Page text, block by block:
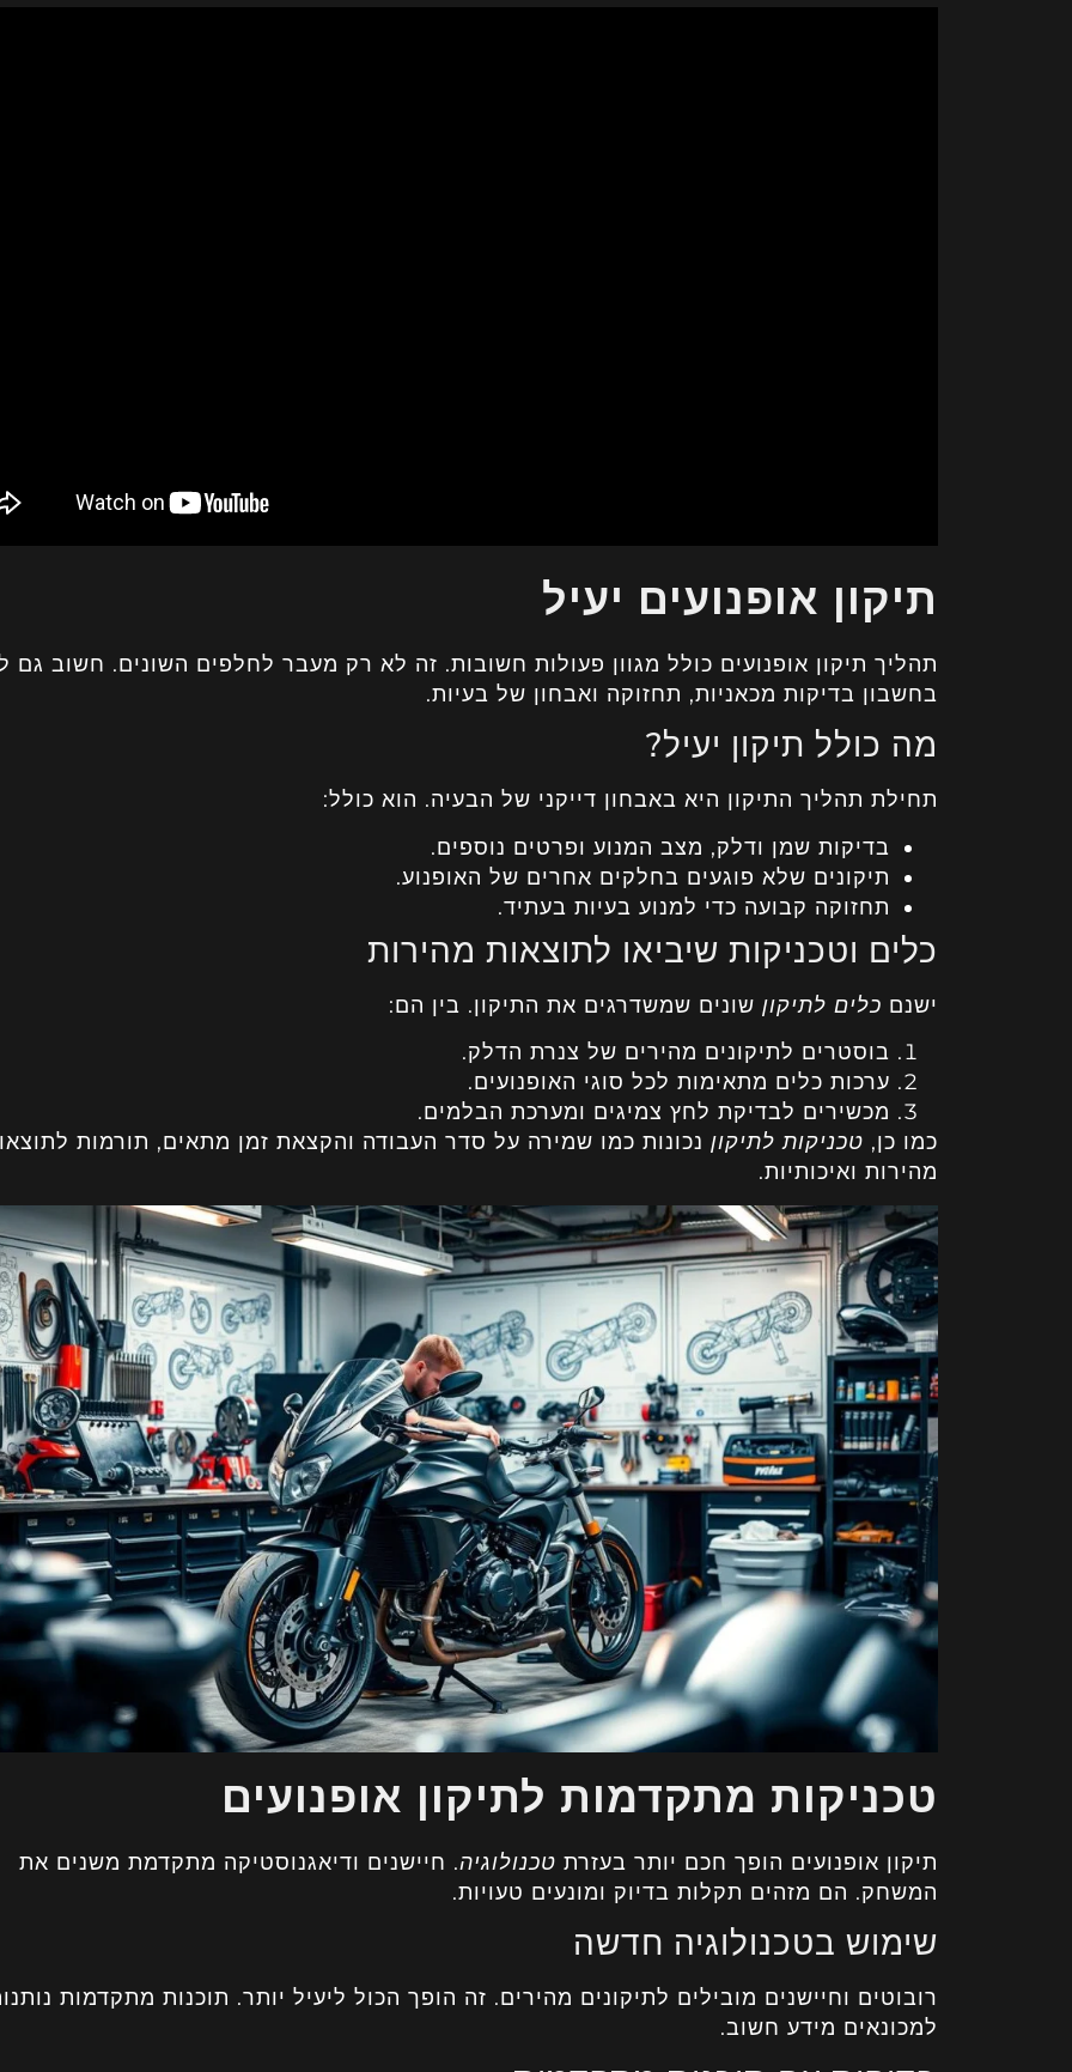
תיקון אופנועים יעיל
תהליך תיקון אופנועים כולל מגוון פעולות חשובות. זה לא רק מעבר לחלפים השונים. חשוב גם
בחשבון בדיקות מכאניות, תחזוקה ואבחון של בעיות.
מה כולל תיקון יעיל?
תחילת תהליך התיקון היא באבחון דייקני של הבעיה. הוא כולל:
בדיקות שמן ודלק, מצב המנוע ופרטים נוספים.
תיקונים שלא פוגעים בחלקים אחרים של האופנוע.
תחזוקה קבועה כדי למנוע בעיות בעתיד.
כלים וטכניקות שיביאו לתוצאות מהירות
ישנם כלים לתיקון שונים שמשדרגים את התיקון. בין הם:
בוסטרים לתיקונים מהירים של צנרת הדלק.
ערכות כלים מתאימות לכל סוגי האופנועים.
מכשירים לבדיקת לחץ צמיגים ומערכת הבלמים.
כמו כן, טכניקות לתיקון נכונות כמו שמירה על סדר העבודה והקצאת זמן מתאים, תורמות
מהירות ואיכותיות.
טכניקות מתקדמות לתיקון אופנועים
תיקון אופנועים הופך חכם יותר בעזרת טכנולוגיה. חיישנים ודיאגנוסטיקה מתקדמת משנים את
המשחק. הם מזהים תקלות בדיוק ומונעים טעויות.
שימוש בטכנולוגיה חדשה
רובוטים וחיישנים מובילים לתיקונים מהירים. זה הופך הכול ליעיל יותר. תוכנות מתקדמות
למכונאים מידע חשוב.